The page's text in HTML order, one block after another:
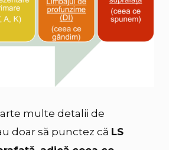
multe detalii de
doar să punctez că LS